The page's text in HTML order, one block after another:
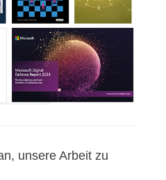
unsere Arbeit zu